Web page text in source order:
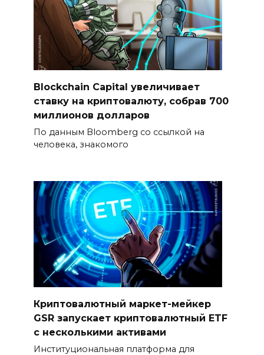
Blockchain Capital увеличивает
ставку на криптовалюту, собрав 700
миллионов долларов
По данным Bloomberg со ссылкой на
человека, знакомого
Криптовалютный маркет-мейкер
GSR запускает криптовалютный ETF
с несколькими активами
Институциональная платформа для